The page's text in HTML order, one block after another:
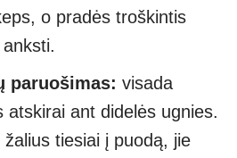
o pradės troškintis
paruošimas: visada
atskirai ant didelės ugnies.
tiesiai į puodą, jie